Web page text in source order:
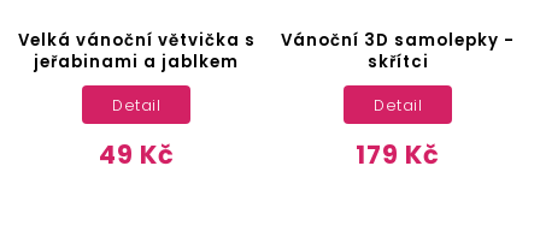
Velká vánoční větvička s
jeřabinami a jablkem
49 Kč
Detail
Vánoční 3D samolepky -
skřítci
179 Kč
Detail